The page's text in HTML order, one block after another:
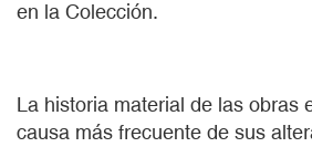
en la Colección.
La historia material de las obras
causa más frecuente de sus